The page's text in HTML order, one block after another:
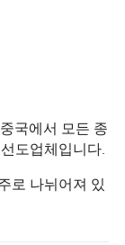
국에서 모든 종
도업체입니다.
로 나뉘어져 있